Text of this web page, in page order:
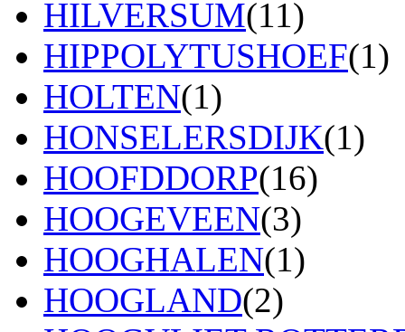
HILVERSUM(11)
HIPPOLYTUSHOEF(1)
HOLTEN(1)
HONSELERSDIJK(1)
HOOFDDORP(16)
HOOGEVEEN(3)
HOOGHALEN(1)
HOOGLAND(2)